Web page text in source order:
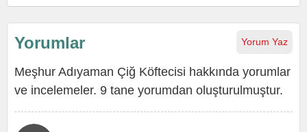
Yorum Yaz
Yorumlar
Meşhur Adıyaman Çiğ Köftecisi hakkında yorumlar
ve incelemeler. 9 tane yorumdan oluşturulmuştur.